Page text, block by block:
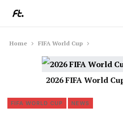
Home FIFA World Cup
2026 FIFA World
FIFA WORLD CUP NEWS